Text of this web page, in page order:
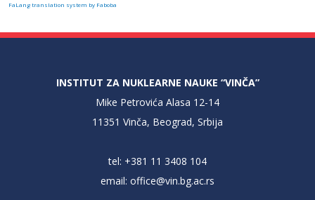
FaLang translation system by Faboba
INSTITUT ZA NUKLEARNE NAUKE “VINČA”
Mike Petrovića Alasa 12-14
11351 Vinča, Beograd, Srbija
tel: +381 11 3408 104
email: office@vin.bg.ac.rs